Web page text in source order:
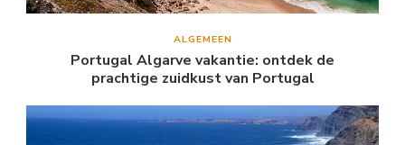
ALGEMEEN
Portugal Algarve vakantie: ontdek de
prachtige zuidkust van Portugal